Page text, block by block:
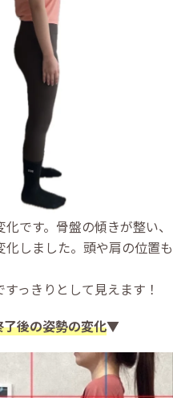
です。骨盤の傾きが整い、
しました。頭や肩の位置も
っきりとして見えます！
後の姿勢の変化▼